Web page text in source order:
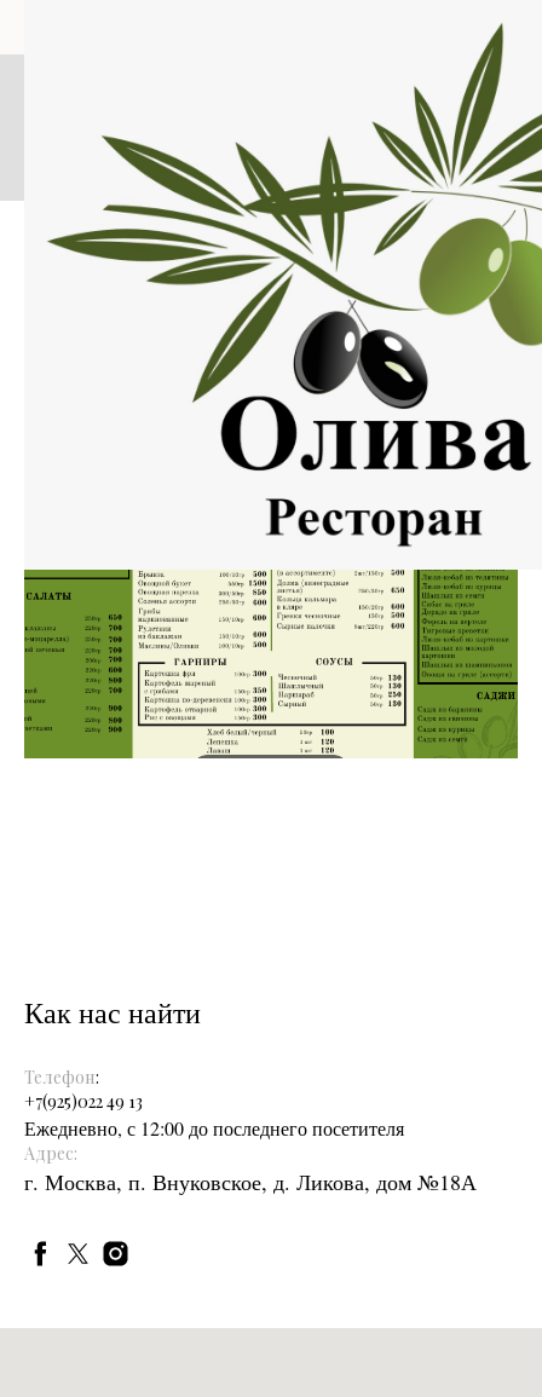
Нажмите на изображение, что бы открыть меню
Как нас найти
Телефон:
+7(925)022 49 13
Ежедневно, с 12:00 до последнего посетителя
Адрес:
г. Москва, п. Внуковское, д. Ликова, дом №18А